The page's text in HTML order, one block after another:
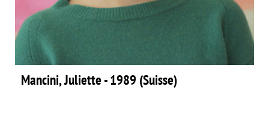
Mancini, Juliette - 1989 (Suisse)